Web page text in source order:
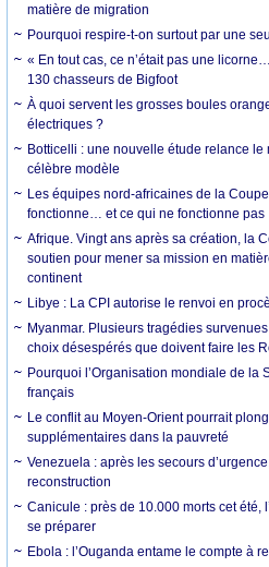
matière de migration
Pourquoi respire-t-on surtout par une
« En tout cas, ce n’était pas une
130 chasseurs de Bigfoot
À quoi servent les grosses boules
électriques ?
Botticelli : une nouvelle étude relance le
célèbre modèle
Les équipes nord-africaines de la
fonctionne… et ce qui ne fonctionne pas
Afrique. Vingt ans après sa création, la
soutien pour mener sa mission en
continent
Libye : La CPI autorise le renvoi en
Myanmar. Plusieurs tragédies
choix désespérés que doivent faire les
Pourquoi l’Organisation mondiale de la
français
Le conflit au Moyen-Orient pourrait
supplémentaires dans la pauvreté
Venezuela : après les secours
reconstruction
Canicule : près de 10.000 morts cet été,
se préparer
Ebola : l’Ouganda entame le compte à